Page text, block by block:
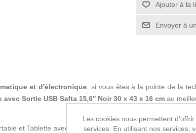
Ajouter à la
Envoyer à
et d'électronique, si vous êtes à la pointe de la
Sortie USB Safta 15,6'' Noir 30 x 43 x 16 cm au
et Tablette avec Sortie USB
Les cookies nous permettent d'offrir
services. En utilisant nos services,